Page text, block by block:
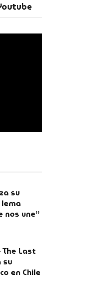
su
nos une”
Last
su
en Chile